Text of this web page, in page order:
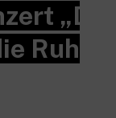
„Da
Ruhe“